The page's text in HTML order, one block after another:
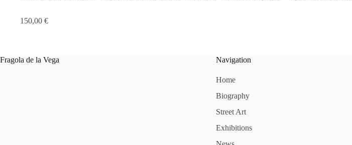
150,00 €
Fragola de la Vega Navigation
Home
Biography
Street Art
Exhibitions